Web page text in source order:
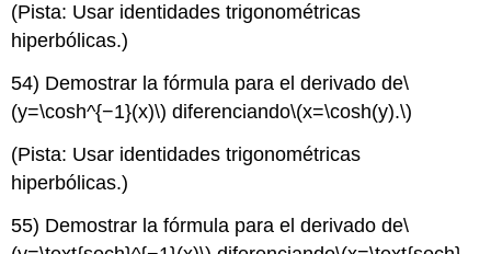
(Pista: Usar identidades trigonométricas
hiperbólicas.)
54) Demostrar la fórmula para el derivado de\
(y=\cosh^{−1}(x)\) diferenciando\(x=\cosh(y).\)
(Pista: Usar identidades trigonométricas
hiperbólicas.)
55) Demostrar la fórmula para el derivado de\